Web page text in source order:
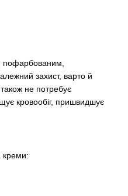
пофарбованим,
захист, варто й
також не потребує
кровообіг, пришвидшує
креми: